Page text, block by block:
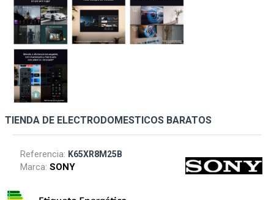
TIENDA DE ELECTRODOMESTICOS BARATOS
Referencia: K65XR8M25B
Marca:SONY